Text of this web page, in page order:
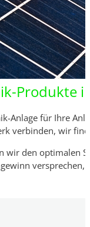
Produkte
Anlage für Ihre
verbinden, wir
wir den optimalen